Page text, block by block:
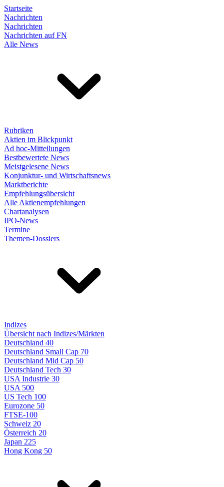
Startseite
Nachrichten
Nachrichten
Nachrichten auf FN
Alle News
Rubriken
Aktien im Blickpunkt
Ad hoc-Mitteilungen
Bestbewertete News
Meistgelesene News
Konjunktur- und Wirtschaftsnews
Marktberichte
Empfehlungsübersicht
Alle Aktienempfehlungen
Chartanalysen
IPO-News
Termine
Themen-Dossiers
Indizes
Übersicht nach Indizes/Märkten
Deutschland 40
Deutschland Small Cap 70
Deutschland Mid Cap 50
Deutschland Tech 30
USA Industrie 30
USA 500
US Tech 100
Eurozone 50
FTSE-100
Schweiz 20
Österreich 20
Japan 225
Hong Kong 50